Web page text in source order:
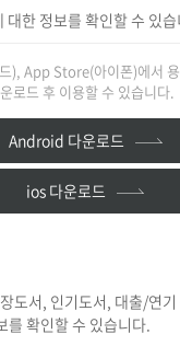
대한 정보를 확인할 수 있
), App Store(아이폰)에서
로드 후 이용할 수 있습니다.
Android 다운로드
ios 다운로드
도서, 인기도서, 대출/연
를 확인할 수 있습니다.